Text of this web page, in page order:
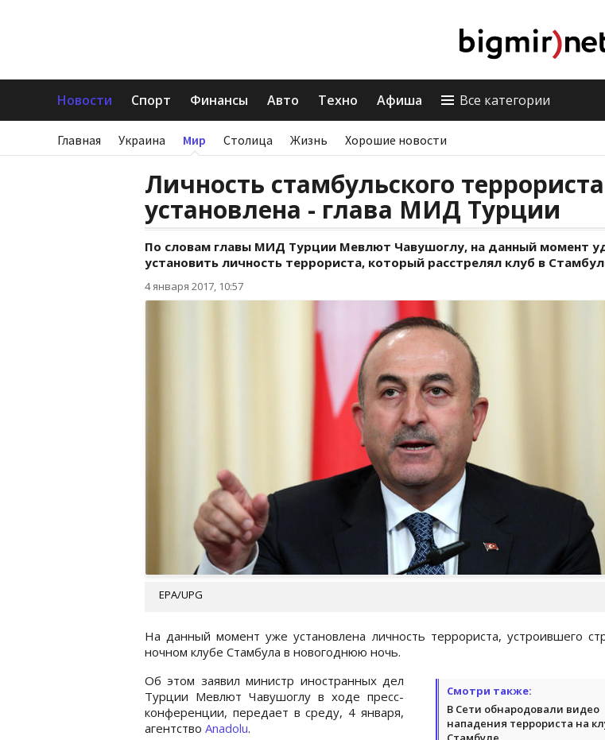
Новости Спорт Финансы Авто Техно Афиша Все категории
Главная Украина Мир Столица Жизнь Хорошие новости
Личность стамбульского террориста
установлена - глава МИД Турции
По словам главы МИД Турции Мевлют Чавушоглу, на данный момент
установить личность террориста, который расстрелял клуб в
4 января 2017, 10:57
EPA/UPG
На данный момент уже установлена личность террориста, устроившего
ночном клубе Стамбула в новогоднюю ночь.
Смотри также:
В Сети обнародовали видео
нападения террориста на
Об этом заявил министр иностранных дел
Турции Мевлют Чавушоглу в ходе пресс-
конференции, передает в среду, 4 января,
агентство Anadolu.